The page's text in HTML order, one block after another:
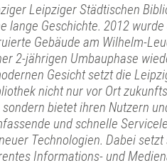
Leipziger Städtischen
lange Geschichte. 2012
Gebäude am Wilhelm-
2-jährigen Umbauphase
Gesicht setzt die
nicht nur vor Ort
bietet ihren Nutzern
und schnelle
Technologien. Dabei
Informations- und